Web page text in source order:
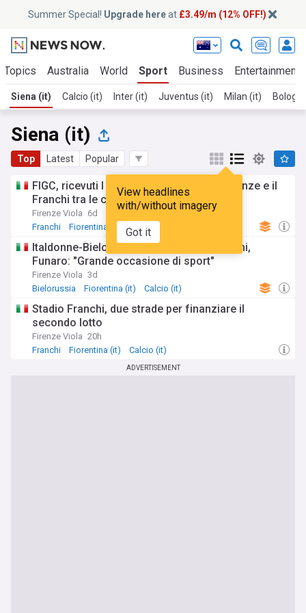
Summer Special! Upgrade hereat £3.49/m (12% OFF!)
Topics Australia World Sport Business Entertainment
Siena (it) Calcio (it) Inter (it) Juventus (it) Milan (it)
Siena (it)
Top Latest Popular
View headlines
with/without imagery
Got it
FIGC, ricevuti I dossier per Euro 2032: Firenze e il
Franchi tra le candidate
Firenze Viola 6d
Franchi
Fiorentina (it) Calcio (it)
Italdonne-Bielorussa si giocherà al Franchi,
Funaro: "Grande occasione di sport"
Firenze Viola 3d
Bielorussia
Fiorentina (it) Calcio (it)
Stadio Franchi, due strade per finanziare il
secondo lotto
Firenze Viola 20h
Franchi
Fiorentina (it) Calcio (it)
ADVERTISEMENT